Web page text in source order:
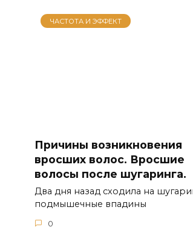
ЧАСТОТА И ЭФФЕКТ
Причины возникновения
вросших волос. Вросшие
волосы после шугаринга.
Два дня назад сходила на
подмышечные впадины
0